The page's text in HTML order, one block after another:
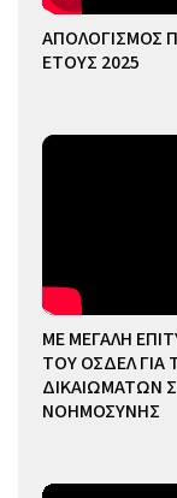
ΑΠΟΛΟΓΙΣΜΟΣ
ΕΤΟΥΣ 2025
ΜΕ ΜΕΓΑΛΗ
ΤΟΥ ΟΣΔΕΛ ΓΙΑ
ΔΙΚΑΙΩΜΑΤΩΝ
ΝΟΗΜΟΣΥΝΗΣ